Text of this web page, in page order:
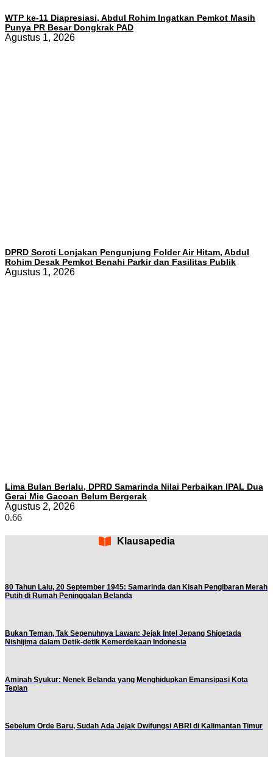
WTP ke-11 Diapresiasi, Abdul Rohim Ingatkan Pemkot Masih
Punya PR Besar Dongkrak PAD
Agustus 1, 2026
DPRD Soroti Lonjakan Pengunjung Folder Air Hitam, Abdul
Rohim Desak Pemkot Benahi Parkir dan Fasilitas Publik
Agustus 1, 2026
Lima Bulan Berlalu, DPRD Samarinda Nilai Perbaikan IPAL Dua
Gerai Mie Gacoan Belum Bergerak
Agustus 2, 2026
Klausapedia
80 Tahun Lalu, 20 September 1945: Samarinda dan Kisah Pengibaran Merah
Putih di Rumah Peninggalan Belanda
Bukan Teman, Tak Sepenuhnya Lawan: Jejak Intel Jepang Shigetada
Nishijima dalam Detik-detik Kemerdekaan Indonesia
Aminah Syukur: Nenek Belanda yang Menghidupkan Emansipasi Kota
Tepian
Sebelum Orde Baru, Sudah Ada Jejak Dwifungsi ABRI di Kalimantan Timur